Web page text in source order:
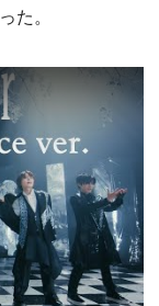
た。